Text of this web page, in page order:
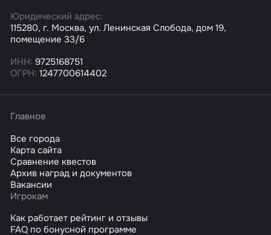
Юридический адрес:
115280, г. Москва, ул. Ленинская Слобода, дом 19,
помещение 33/6
ИНН: 9725168751
ОГРН: 1247700614402
Главное
Все города
Карта сайта
Сравнение квестов
Архив наград и документов
Вакансии
Игрокам
Как работает рейтинг и отзывы
FAQ по бонусной программе